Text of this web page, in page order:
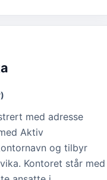
med adresse
Aktiv
og tilbyr
Kontoret står med